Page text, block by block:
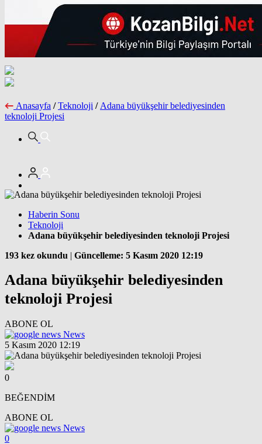
Anasayfa / Teknoloji / Adana büyükşehir belediyesinden
teknoloji Projesi
Haberin Sonu
Teknoloji
Adana büyükşehir belediyesinden teknoloji Projesi
193 kez okundu | Güncelleme: 5 Kasım 2020 12:19
Adana büyükşehir belediyesinden
teknoloji Projesi
ABONE OL
News
5 Kasım 2020 12:19
0
BEĞENDİM
ABONE OL
News
0